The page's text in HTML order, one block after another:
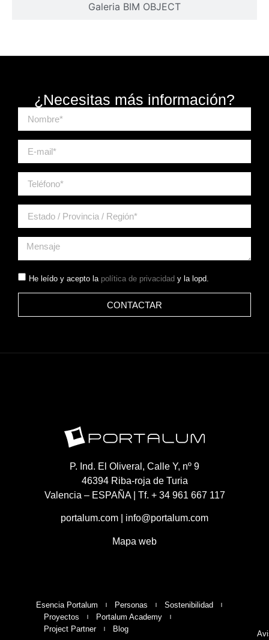
Galeria BIM OBJECT
¿Necesitas más información?
He leído y acepto la política de privacidad y la lopd.
CONTACTAR
P. Ind. El Oliveral, Calle Y, nº 9
46394 Riba-roja de Turia
Valencia – ESPAÑA | Tf. + 34 961 667 117
portalum.com info@portalum.com
Mapa web
Esencia Portalum Personas
Sostenibilidad
Proyectos
Portalum Academy
Project Partner
Blog